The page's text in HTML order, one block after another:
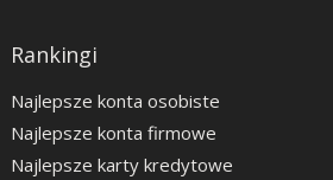
Rankingi
Najlepsze konta osobiste
Najlepsze konta firmowe
Najlepsze karty kredytowe